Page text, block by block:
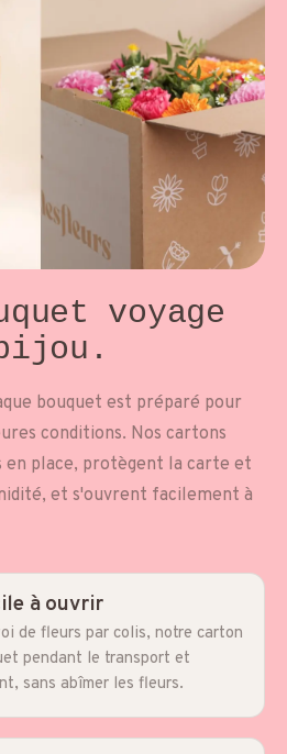
voyage
bijou.
bouquet est préparé pour
conditions. Nos cartons
place, protègent la carte et
et s'ouvrent facilement à
à ouvrir
de fleurs par colis, notre carton
pendant le transport et
sans abîmer les fleurs.